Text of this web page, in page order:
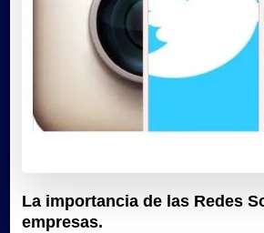
La importancia de las Redes
empresas.